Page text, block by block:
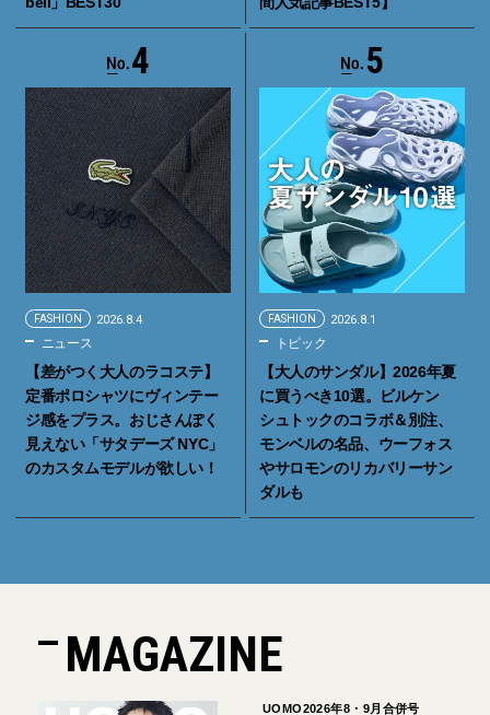
4
FASHION 2026.8.4
ニュース
【差がつく大人のラコステ】
定番ポロシャツにヴィンテー
ジ感をプラス。おじさんぽく
見えない「サタデーズ NYC」
のカスタムモデルが欲しい！
5
FASHION 2026.8.1
トピック
【大人のサンダル】2026年夏
に買うべき10選。ビルケン
シュトックのコラボ＆別注、
モンベルの名品、ウーフォス
やサロモンのリカバリーサン
ダルも
MAGAZINE
UOMO2026年8・9月合併号